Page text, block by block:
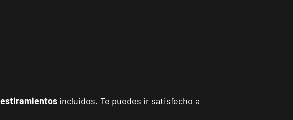
incluidos. Te puedes ir satisfecho a